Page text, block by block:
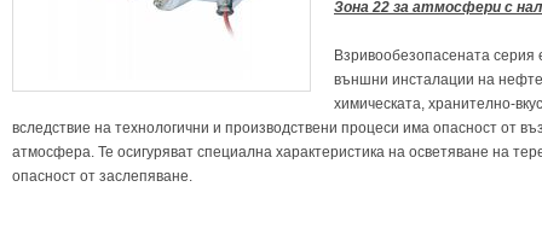
Зона 22 за атмосфери с
Взривообезопасената
външни инсталации на
химическата, хранително-
вследствие на технологични и производствени процеси има опасност от
атмосфера. Те осигуряват специална характеристика на осветяване на
опасност от заслепяване.